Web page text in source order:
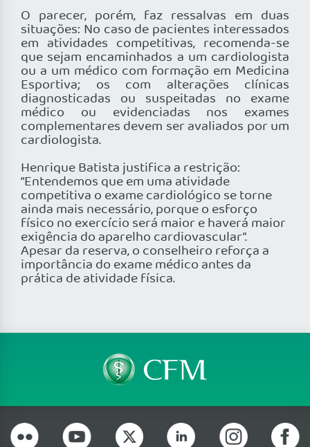
O parecer, porém, faz ressalvas em duas
situações: No caso de pacientes interessados
em atividades competitivas, recomenda-se
que sejam encaminhados a um cardiologista
ou a um médico com formação em Medicina
Esportiva; os com alterações clínicas
diagnosticadas ou suspeitadas no exame
médico ou evidenciadas nos exames
complementares devem ser avaliados por um
cardiologista.
Henrique Batista justifica a restrição:
“Entendemos que em uma atividade
competitiva o exame cardiológico se torne
ainda mais necessário, porque o esforço
físico no exercício será maior e haverá maior
exigência do aparelho cardiovascular”.
Apesar da reserva, o conselheiro reforça a
importância do exame médico antes da
prática de atividade física.